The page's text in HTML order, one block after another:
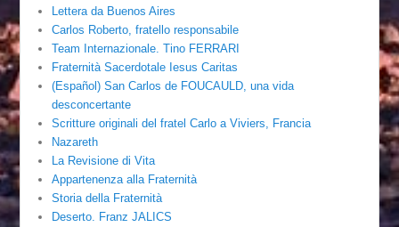
Lettera da Buenos Aires
Carlos Roberto, fratello responsabile
Team Internazionale. Tino FERRARI
Fraternità Sacerdotale Iesus Caritas
(Español) San Carlos de FOUCAULD, una vida
desconcertante
Scritture originali del fratel Carlo a Viviers, Francia
Nazareth
La Revisione di Vita
Appartenenza alla Fraternità
Storia della Fraternità
Deserto. Franz JALICS